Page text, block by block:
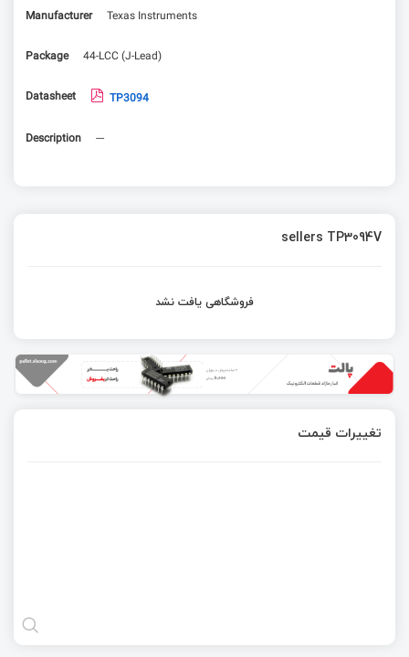
Manufacturer
Texas Instruments
Package 44-LCC (J-Lead)
Datasheet TP3094
Description ---
sellers TP3094V
فروشگاهی یافت نشد
تغییرات قیمت